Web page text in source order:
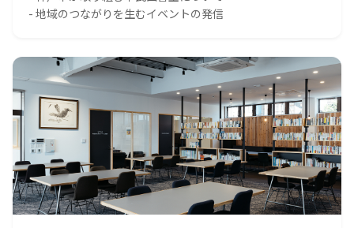
- 地域のつながりを生むイベントの発信